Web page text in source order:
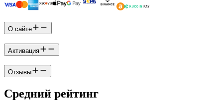
О сайте
Активация
Отзывы
Средний рейтинг